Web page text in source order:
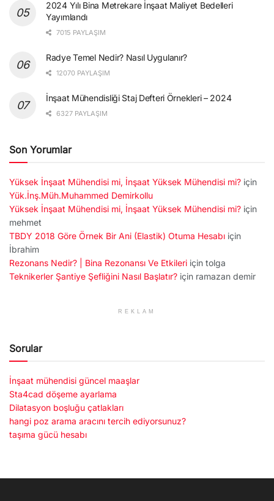
2024 Yılı Bina Metrekare İnşaat Maliyet Bedelleri
Yayımlandı
7015 PAYLAŞIM
Radye Temel Nedir? Nasıl Uygulanır?
12070 PAYLAŞIM
İnşaat Mühendisliği Staj Defteri Örnekleri – 2024
6327 PAYLAŞIM
Son Yorumlar
Yüksek İnşaat Mühendisi mi, İnşaat Yüksek Mühendisi mi? için
Yük.İnş.Müh.Muhammed Demirkollu
Yüksek İnşaat Mühendisi mi, İnşaat Yüksek Mühendisi mi? için
mehmet
TBDY 2018 Göre Örnek Bir Ani (Elastik) Otuma Hesabı için
İbrahim
Rezonans Nedir? | Bina Rezonansı Ve Etkileri için tolga
Teknikerler Şantiye Şefliğini Nasıl Başlatır? için ramazan demir
REKLAM
Sorular
İnşaat mühendisi güncel maaşlar
Sta4cad döşeme ayarlama
Dilatasyon boşluğu çatlakları
hangi poz arama aracını tercih ediyorsunuz?
taşıma gücü hesabı